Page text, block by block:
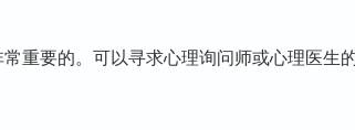
重要的。可以寻求心理询问师或心理医生